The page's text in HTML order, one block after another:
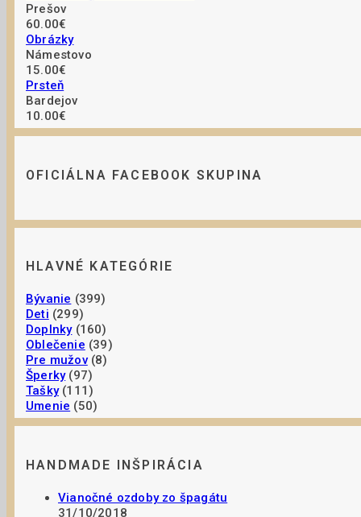
Prešov
60.00€
Obrázky
Námestovo
15.00€
Prsteň
Bardejov
10.00€
OFICIÁLNA FACEBOOK SKUPINA
HLAVNÉ KATEGÓRIE
Bývanie (399)
Deti (299)
Doplnky(160)
Oblečenie (39)
Pre mužov(8)
Šperky(97)
Tašky(111)
Umenie (50)
HANDMADE INŠPIRÁCIA
Vianočné ozdoby zo špagátu
31/10/2018